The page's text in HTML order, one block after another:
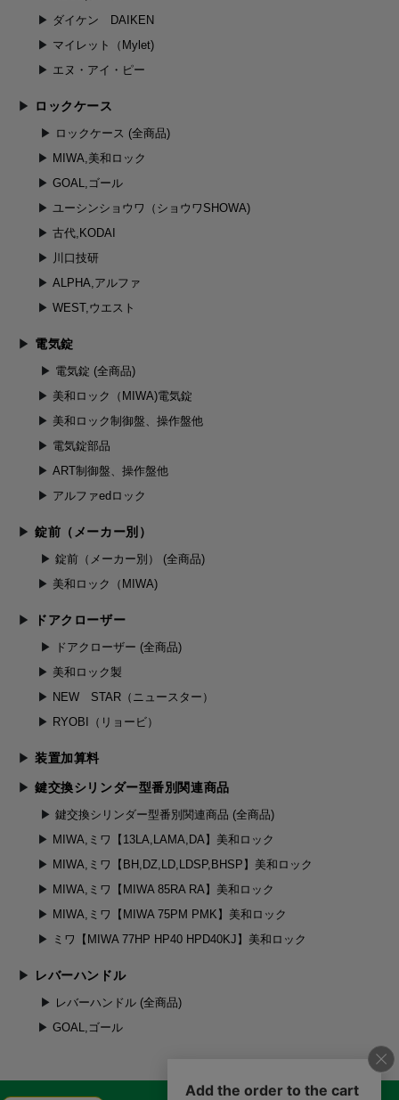
ダイケン DAIKEN
マイレット（Mylet)
エヌ・アイ・ピー
ロックケース
ロックケース (全商品)
MIWA,美和ロック
GOAL,ゴール
ユーシンショウワ（ショウワSHOWA)
古代,KODAI
川口技研
ALPHA,アルファ
WEST,ウエスト
電気錠
電気錠 (全商品)
美和ロック（MIWA)電気錠
美和ロック制御盤、操作盤他
電気錠部品
ART制御盤、操作盤他
アルファedロック
錠前（メーカー別）
錠前（メーカー別） (全商品)
美和ロック（MIWA)
ドアクローザー
ドアクローザー (全商品)
美和ロック製
NEW STAR（ニュースター）
RYOBI（リョービ）
装置加算料
鍵交換シリンダー型番別関連商品
鍵交換シリンダー型番別関連商品 (全商品)
MIWA,ミワ【13LA,LAMA,DA】美和ロック
MIWA,ミワ【BH,DZ,LD,LDSP,BHSP】美和ロック
MIWA,ミワ【MIWA 85RA RA】美和ロック
MIWA,ミワ【MIWA 75PM PMK】美和ロック
ミワ【MIWA 77HP HP40 HPD40KJ】美和ロック
レバーハンドル
レバーハンドル (全商品)
GOAL,ゴール